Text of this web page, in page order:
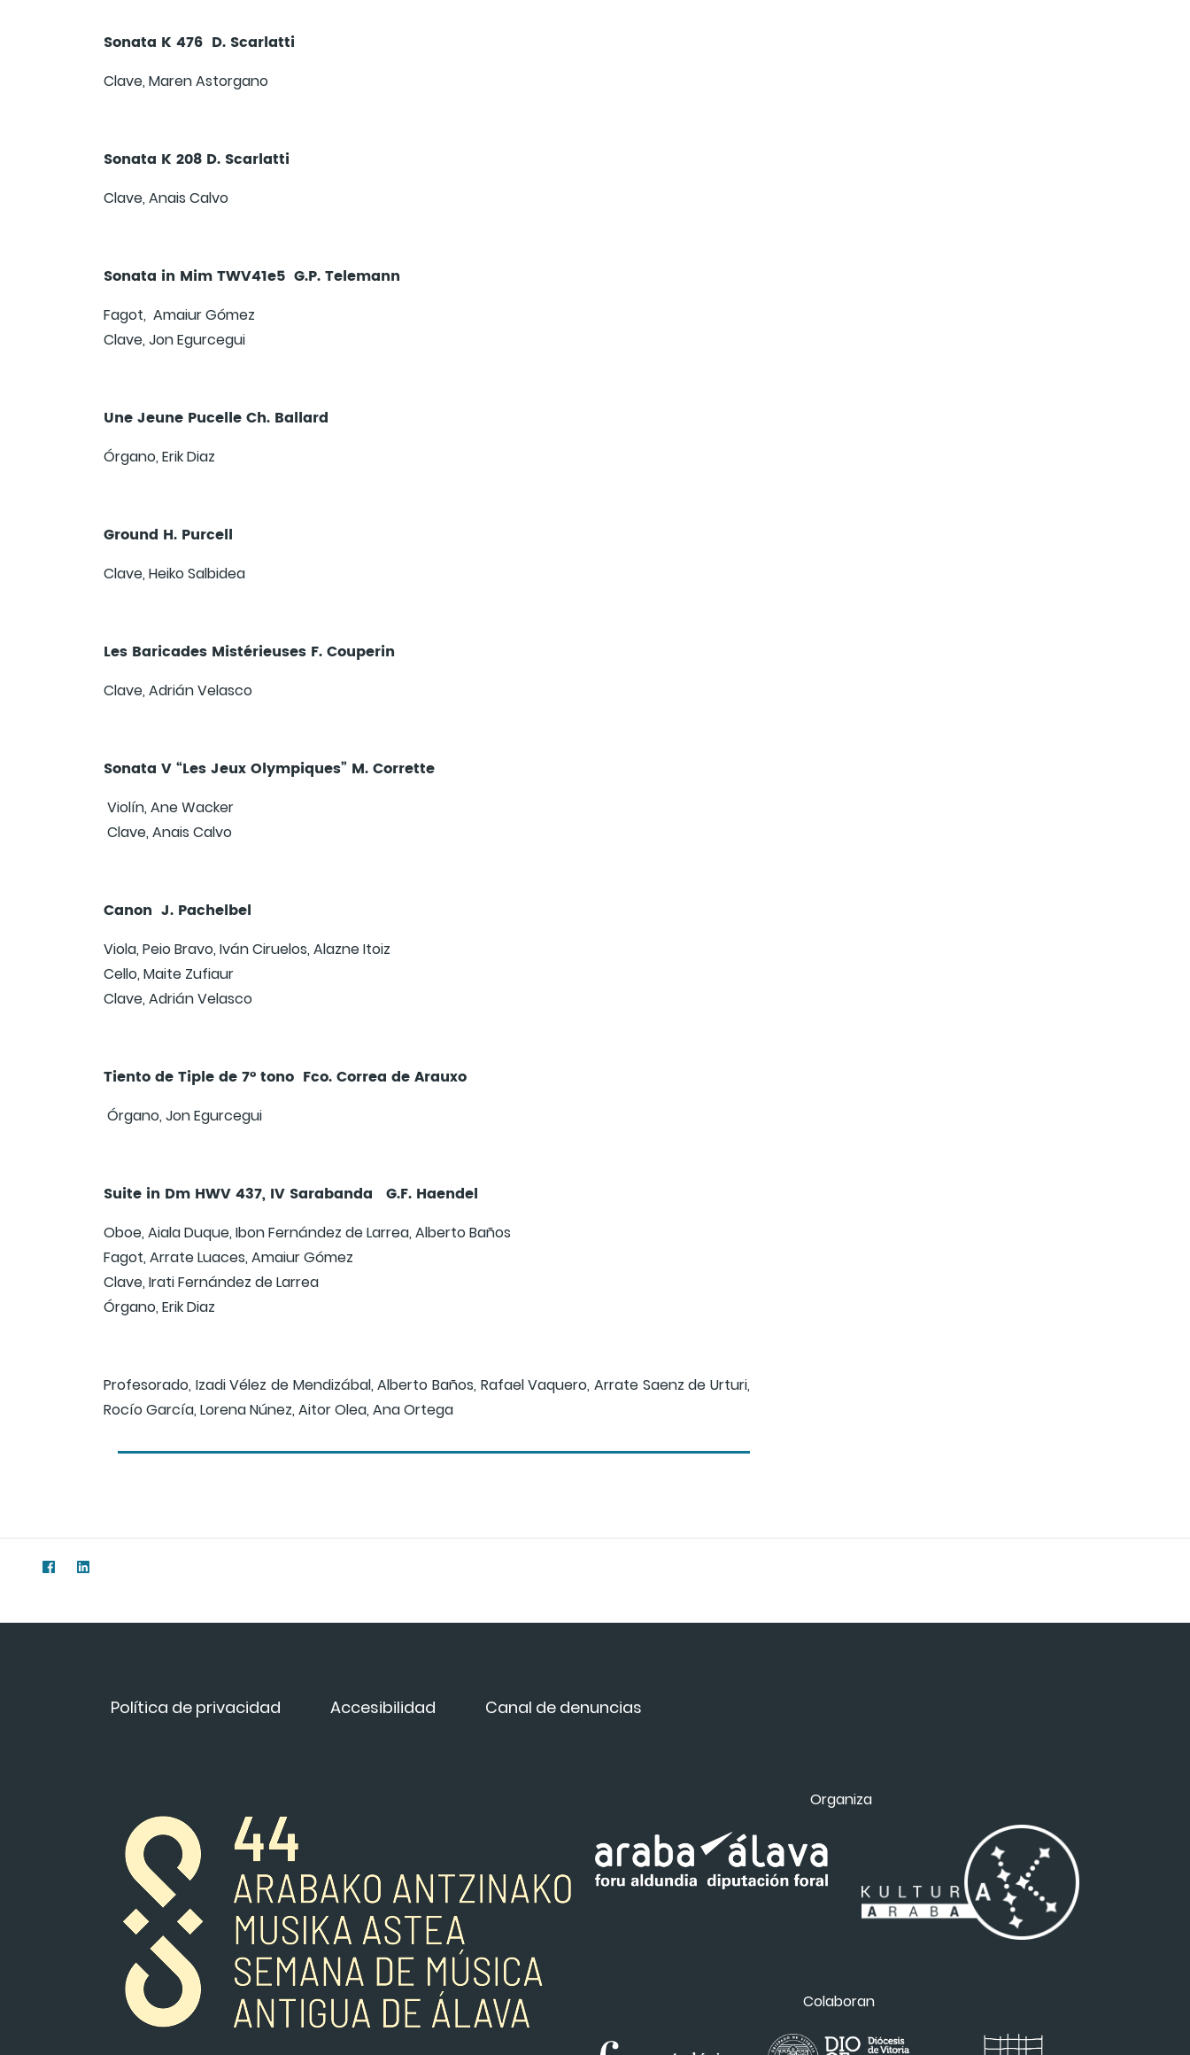
Sonata K 476 D. Scarlatti
Clave, Maren Astorgano
Sonata K 208 D. Scarlatti
Clave, Anais Calvo
Sonata in Mim TWV41e5 G.P. Telemann
Fagot, Amaiur Gómez
Clave, Jon Egurcegui
Une Jeune Pucelle Ch. Ballard
Órgano, Erik Diaz
Ground H. Purcell
Clave, Heiko Salbidea
Les Baricades Mistérieuses F. Couperin
Clave, Adrián Velasco
Sonata V “Les Jeux Olympiques” M. Corrette
Violín, Ane Wacker
Clave, Anais Calvo
Canon J. Pachelbel
Viola, Peio Bravo, Iván Ciruelos, Alazne Itoiz
Cello, Maite Zufiaur
Clave, Adrián Velasco
Tiento de Tiple de 7º tono Fco. Correa de Arauxo
Órgano, Jon Egurcegui
Suite in Dm HWV 437, IV Sarabanda G.F. Haendel
Oboe, Aiala Duque, Ibon Fernández de Larrea, Alberto Baños
Fagot, Arrate Luaces, Amaiur Gómez
Clave, Irati Fernández de Larrea
Órgano, Erik Diaz
Profesorado, Izadi Vélez de Mendizábal, Alberto Baños, Rafael Vaquero, Arrate Saenz de Urturi,
Rocío García, Lorena Núnez, Aitor Olea, Ana Ortega
Política de privacidad Accesibilidad Canal de denuncias
Organiza
Colaboran